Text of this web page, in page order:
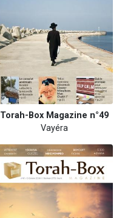
Torah-Box Magazine n°49
Vayéra